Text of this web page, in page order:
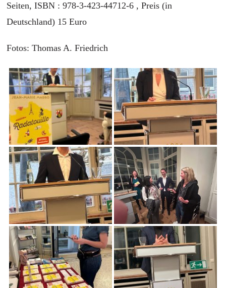
Seiten,ISBN : 978-3-423-44712-6 , Preis (in
Deutschland) 15 Euro
Fotos: Thomas A. Friedrich